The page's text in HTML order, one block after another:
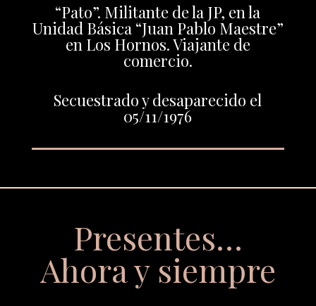
“Pato”. Militante de la JP, en la
Unidad Básica “Juan Pablo Maestre”
en Los Hornos. Viajante de
comercio.
Secuestrado y desaparecido el
05/11/1976
Presentes…
Ahora y siempre